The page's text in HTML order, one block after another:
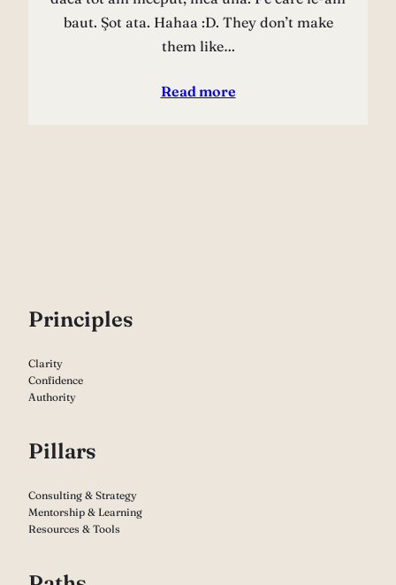
baut. Şot ata. Hahaa :D. They don’t make
them like…
Read more
Principles
Clarity
Confidence
Authority
Pillars
Consulting & Strategy
Mentorship & Learning
Resources & Tools